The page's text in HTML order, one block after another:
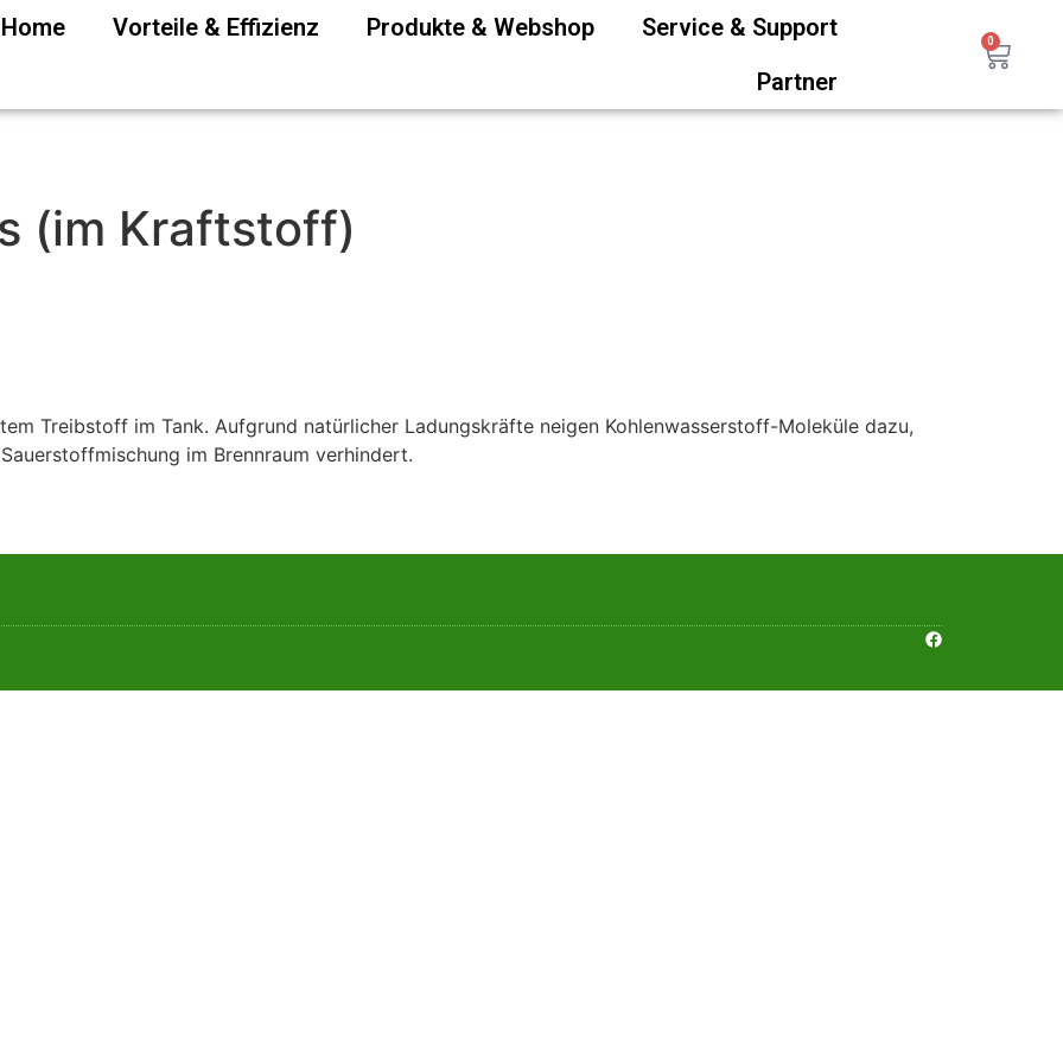
Vorteile & Effizienz Produkte & Webshop
Service & Support
Partner
0
(im Kraftstoff)
Treibstoff im Tank. Aufgrund natürlicher Ladungskräfte neigen Kohlenwasserstoff-Moleküle dazu,
im Brennraum verhindert.